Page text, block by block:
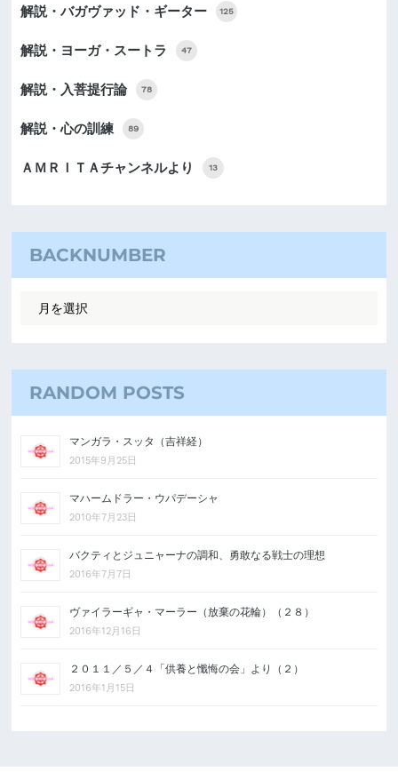
解説・バガヴァッド・ギーター 125
解説・ヨーガ・スートラ 47
解説・入菩提行論 78
解説・心の訓練 89
ＡＭＲＩＴＡチャンネルより 13
BACKNUMBER
RANDOM POSTS
マンガラ・スッタ（吉祥経）
2015年9月25日
マハームドラー・ウパデーシャ
2010年7月23日
バクティとジュニャーナの調和、勇敢なる戦士の理想
2016年7月7日
ヴァイラーギャ・マーラー（放棄の花輪）（２８）
2016年12月16日
２０１１／５／４「供養と懺悔の会」より（２）
2016年1月15日